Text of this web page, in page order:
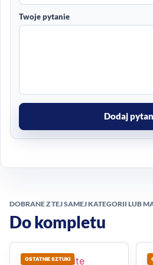
Twoje pytanie
Dodaj
DOBRANE Z TEJ SAMEJ KATEGORII LUB
Do kompletu
OSTATNIE SZTUKI